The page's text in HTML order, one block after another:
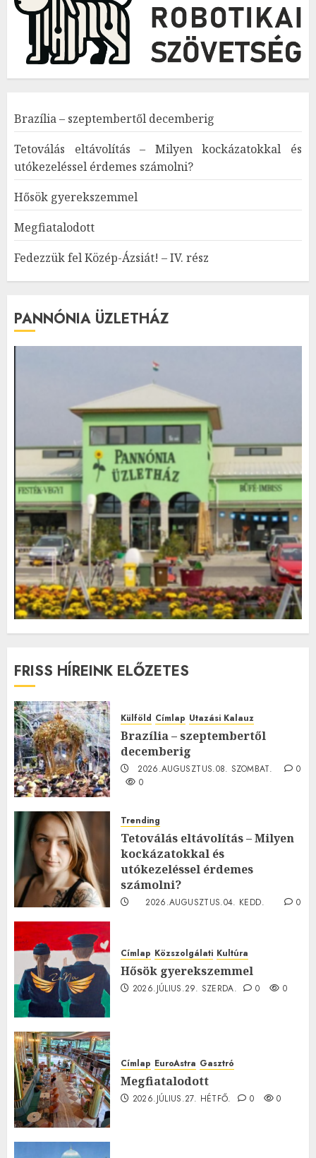
Brazília – szeptembertől decemberig
Tetoválás eltávolítás – Milyen kockázatokkal és
utókezeléssel érdemes számolni?
Hősök gyerekszemmel
Megfiatalodott
Fedezzük fel Közép-Ázsiát! – IV. rész
PANNÓNIA ÜZLETHÁZ
FRISS HÍREINK ELŐZETES
Külföld Címlap Utazási Kalauz
Brazília – szeptembertől
decemberig
2026.AUGUSZTUS.08. SZOMBAT.
0
0
Trending
Tetoválás eltávolítás – Milyen
kockázatokkal és
utókezeléssel érdemes
számolni?
2026.AUGUSZTUS.04. KEDD.
0
Címlap Közszolgálati Kultúra
Hősök gyerekszemmel
2026.JÚLIUS.29. SZERDA. 0 0
Címlap EuroAstra Gasztró
Megfiatalodott
2026.JÚLIUS.27. HÉTFŐ. 0 0